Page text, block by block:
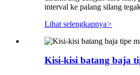
interval ke palang silang
Lihat selengkapnya>
Kisi-kisi batang baja